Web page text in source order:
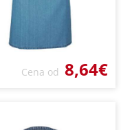
Cena od 8,64€